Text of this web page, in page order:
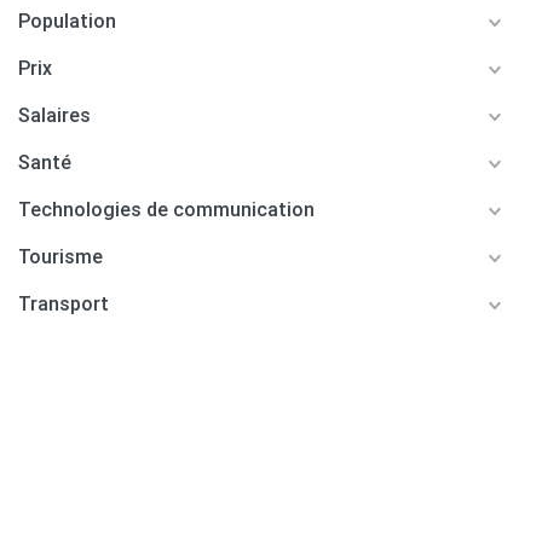
Population
Prix
Salaires
Santé
Technologies de communication
Tourisme
Transport